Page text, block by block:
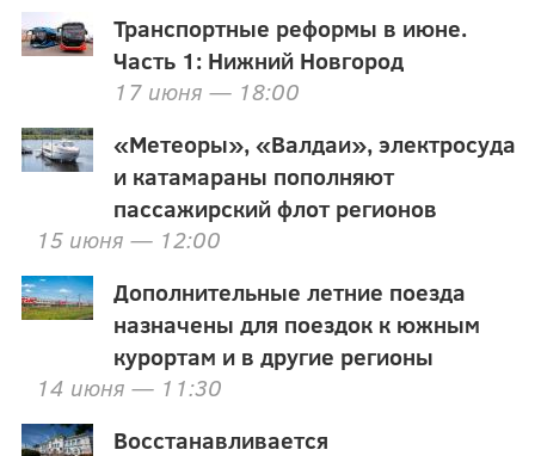
Транспортные реформы в июне.
Часть 1: Нижний Новгород
17 июня — 18:00
«Метеоры», «Валдаи», электросуда
и катамараны пополняют
пассажирский флот регионов
15 июня — 12:00
Дополнительные летние поезда
назначены для поездок к южным
курортам и в другие регионы
14 июня — 11:30
Восстанавливается